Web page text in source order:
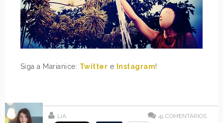
Siga a Marianice: Twitter e Instagram!
LIA 41 COMENTÁRIOS